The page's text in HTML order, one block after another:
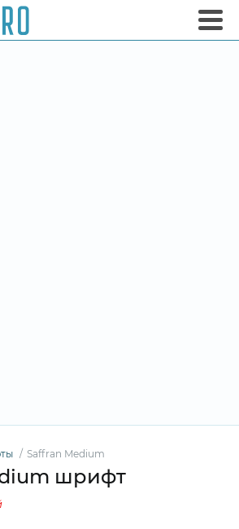
Saffran Medium
шрифт